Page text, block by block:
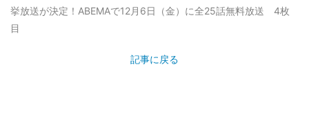
挙放送が決定！ABEMAで12月6日（金）に全25話無料放送 4枚
目
記事に戻る